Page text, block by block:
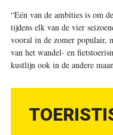
“Eén van de ambities is om
tijdens elk van de vier
vooral in de zomer populair,
van het wandel- en
kustlijn ook in de andere